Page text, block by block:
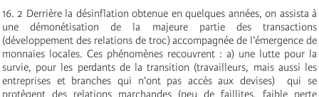
16. 2 Derrière la désinflation obtenue en quelques années, on assista à
une démonétisation de la majeure partie des transactions
(développement des relations de troc) accompagnée de l’émergence de
monnaies locales. Ces phénomènes recouvrent : a) une lutte pour la
survie, pour les perdants de la transition (travailleurs, mais aussi les
entreprises et branches qui n’ont pas accès aux devises) ­ qui se
protègent des relations marchandes (peu de faillites, faible perte